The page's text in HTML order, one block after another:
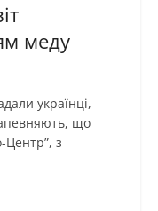
меду
українці,
що
Центр”, з